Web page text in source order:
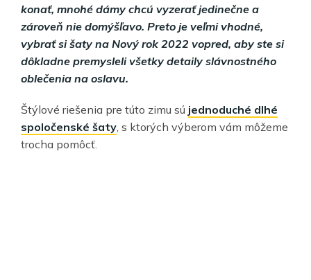
konať, mnohé dámy chcú vyzerať jedinečne a
zároveň nie domýšľavo. Preto je veľmi vhodné,
vybrať si šaty na Nový rok 2022 vopred, aby ste si
dôkladne premysleli všetky detaily slávnostného
oblečenia na oslavu.
Štýlové riešenia pre túto zimu sú jednoduché dlhé
spoločenské šaty, s ktorých výberom vám môžeme
trocha pomôcť.